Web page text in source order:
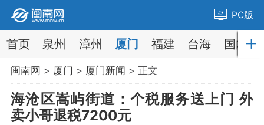
PC版
首页 泉州 漳州 厦门 福建 台海 国内
闽南网 > 厦门 > 厦门新闻 > 正文
海沧区嵩屿街道：个税服务送上门 外
卖小哥退税7200元